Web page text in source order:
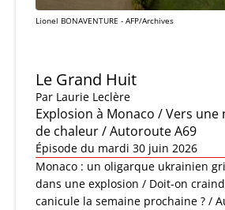
Lionel BONAVENTURE - AFP/Archives
Le Grand Huit
Par Laurie Leclère
Explosion à Monaco / Vers une
de chaleur / Autoroute A69
Épisode du mardi 30 juin 2026
Monaco : un oligarque ukrainien
dans une explosion / Doit-on
canicule la semaine prochaine ? /